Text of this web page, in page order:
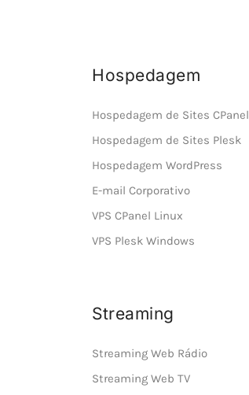
Hospedagem
Hospedagem de Sites CPanel
Hospedagem de Sites Plesk
Hospedagem WordPress
E-mail Corporativo
VPS CPanel Linux
VPS Plesk Windows
Streaming
Streaming Web Rádio
Streaming Web TV